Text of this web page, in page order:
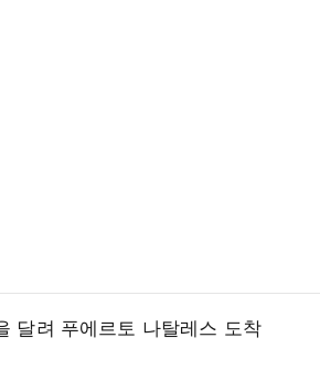
달려 푸에르토 나탈레스 도착